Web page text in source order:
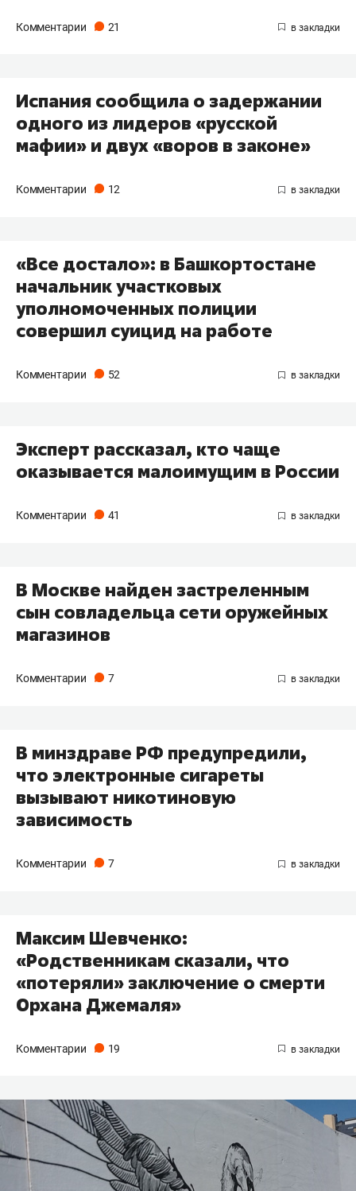
Комментарии 21
Испания сообщила о задержании
одного из лидеров «русской
мафии» и двух «воров в законе»
Комментарии 12
«Все достало»: в Башкортостане
начальник участковых
уполномоченных полиции
совершил суицид на работе
Комментарии 52
Эксперт рассказал, кто чаще
оказывается малоимущим в России
Комментарии 41
В Москве найден застреленным
сын совладельца сети оружейных
магазинов
Комментарии 7
В минздраве РФ предупредили,
что электронные сигареты
вызывают никотиновую
зависимость
Комментарии 7
Максим Шевченко:
«Родственникам сказали, что
«потеряли» заключение о смерти
Орхана Джемаля»
Комментарии 19